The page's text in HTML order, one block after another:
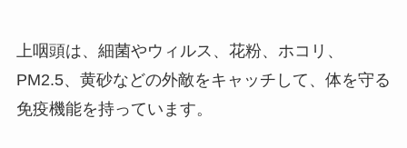
上咽頭は、細菌やウィルス、花粉、ホコリ、
PM2.5、黄砂などの外敵をキャッチして、体を守る
免疫機能を持っています。